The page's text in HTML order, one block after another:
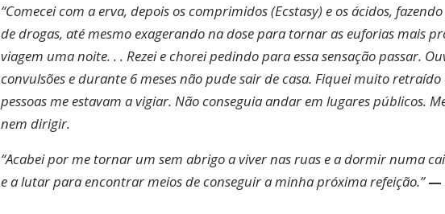
“Comecei com a erva, depois os comprimidos (Ecstasy) e os ácidos,
de drogas, até mesmo exagerando na dose para tornar as euforias mais
viagem uma noite. . . Rezei e chorei pedindo para essa sensação passar.
convulsões e durante 6 meses não pude sair de casa. Fiquei muito retraído
pessoas me estavam a vigiar. Não conseguia andar em lugares públicos.
nem dirigir.
“Acabei por me tornar um sem abrigo a viver nas ruas e a dormir numa
e a lutar para encontrar meios de conseguir a minha próxima refeição.”—